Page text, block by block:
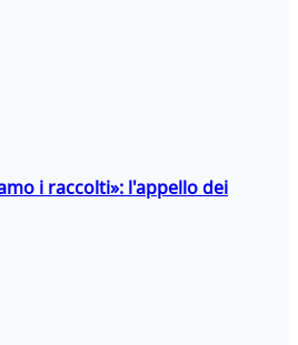
i raccolti»: l'appello dei